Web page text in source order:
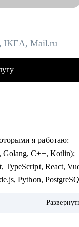
IKEA, Mail.ru
я работаю:
Golang, C++, Kotlin);
TypeScript, React,
Python,
Java,